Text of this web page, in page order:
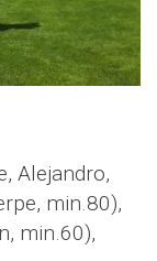
Alejandro,
min.80),
min.60),